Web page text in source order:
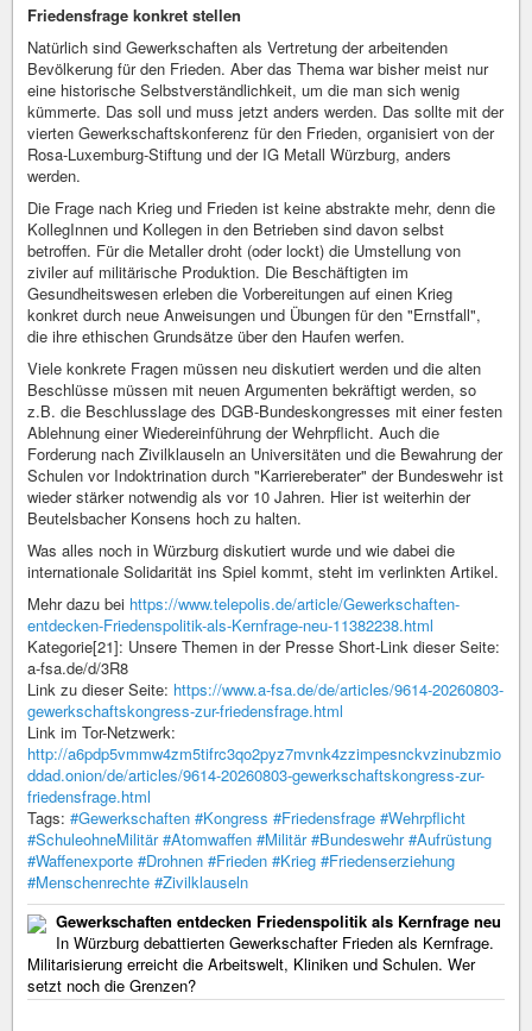
Friedensfrage konkret stellen
Natürlich sind Gewerkschaften als Vertretung der arbeitenden
Bevölkerung für den Frieden. Aber das Thema war bisher meist nur
eine historische Selbstverständlichkeit, um die man sich wenig
kümmerte. Das soll und muss jetzt anders werden. Das sollte mit der
vierten Gewerkschaftskonferenz für den Frieden, organisiert von der
Rosa-Luxemburg-Stiftung und der IG Metall Würzburg, anders
werden.
Die Frage nach Krieg und Frieden ist keine abstrakte mehr, denn die
KollegInnen und Kollegen in den Betrieben sind davon selbst
betroffen. Für die Metaller droht (oder lockt) die Umstellung von
ziviler auf militärische Produktion. Die Beschäftigten im
Gesundheitswesen erleben die Vorbereitungen auf einen Krieg
konkret durch neue Anweisungen und Übungen für den "Ernstfall",
die ihre ethischen Grundsätze über den Haufen werfen.
Viele konkrete Fragen müssen neu diskutiert werden und die alten
Beschlüsse müssen mit neuen Argumenten bekräftigt werden, so
z.B. die Beschlusslage des DGB-Bundeskongresses mit einer festen
Ablehnung einer Wiedereinführung der Wehrpflicht. Auch die
Forderung nach Zivilklauseln an Universitäten und die Bewahrung der
Schulen vor Indoktrination durch "Karriereberater" der Bundeswehr ist
wieder stärker notwendig als vor 10 Jahren. Hier ist weiterhin der
Beutelsbacher Konsens hoch zu halten.
Was alles noch in Würzburg diskutiert wurde und wie dabei die
internationale Solidarität ins Spiel kommt, steht im verlinkten Artikel.
Mehr dazu bei https://www.telepolis.de/article/Gewerkschaften-
entdecken-Friedenspolitik-als-Kernfrage-neu-11382238.html
Kategorie[21]: Unsere Themen in der Presse Short-Link dieser Seite:
a-fsa.de/d/3R8
Link zu dieser Seite: https://www.a-fsa.de/de/articles/9614-20260803-
gewerkschaftskongress-zur-friedensfrage.html
Link im Tor-Netzwerk:
http://a6pdp5vmmw4zm5tifrc3qo2pyz7mvnk4zzimpesnckvzinubzmio
ddad.onion/de/articles/9614-20260803-gewerkschaftskongress-zur-
friedensfrage.html
Tags: #Gewerkschaften #Kongress #Friedensfrage #Wehrpflicht
#SchuleohneMilitär #Atomwaffen #Militär #Bundeswehr #Aufrüstung
#Waffenexporte #Drohnen #Frieden #Krieg #Friedenserziehung
#Menschenrechte #Zivilklauseln
Gewerkschaften entdecken Friedenspolitik als Kernfrage neu
In Würzburg debattierten Gewerkschafter Frieden als Kernfrage.
Militarisierung erreicht die Arbeitswelt, Kliniken und Schulen. Wer
setzt noch die Grenzen?